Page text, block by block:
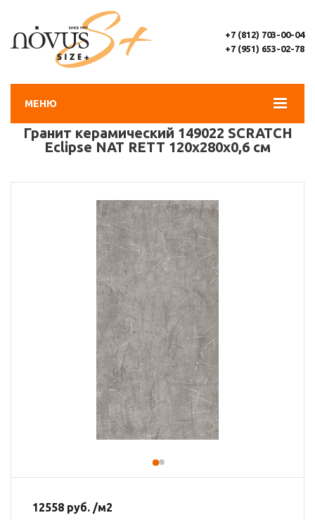
МЕНЮ
+7 (812) 703-00-04
+7 (951) 653-02-78
Гранит керамический 149022 SCRATCH
Eclipse NAT RETT 120х280х0,6 см
12558 руб. /м2